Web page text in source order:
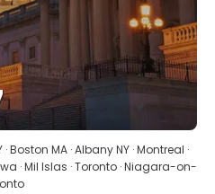
Ver
Boston MA · Albany NY · Montreal ·
· Mil Islas · Toronto · Niagara-on-